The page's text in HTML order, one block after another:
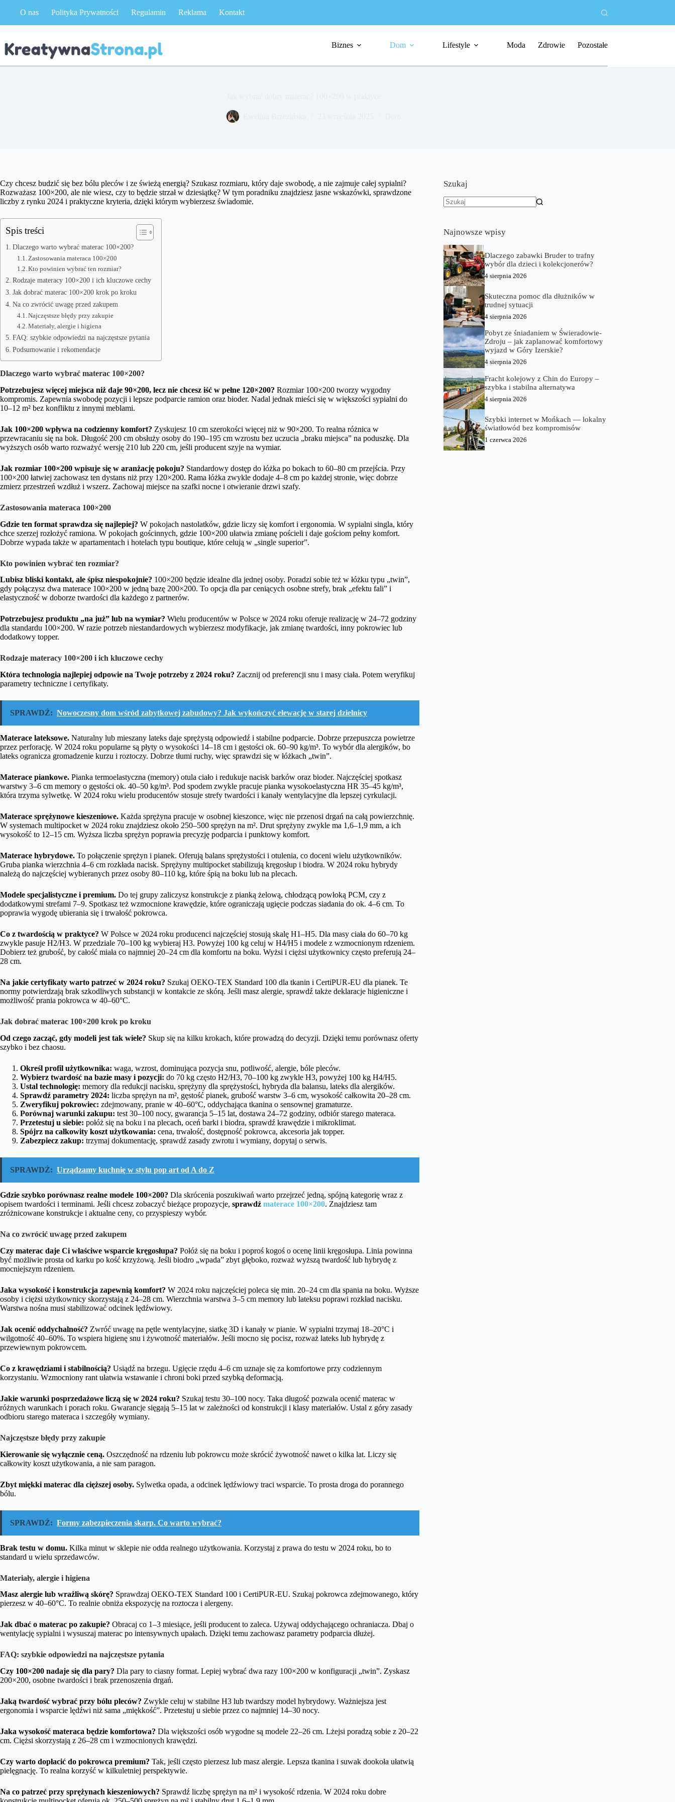
O nas Polityka Prywatności Regulamin Reklama Kontakt
Biznes Dom Lifestyle Moda Zdrowie Pozostałe
Czy chcesz budzić się bez bólu pleców i ze świeżą energią? Szukasz rozmiaru, który daje swobodę, a nie zajmuje całej sypialni?
Rozważasz 100×200, ale nie wiesz, czy to będzie strzał w dziesiątkę? W tym poradniku znajdziesz jasne wskazówki, sprawdzone
liczby z rynku 2024 i praktyczne kryteria, dzięki którym wybierzesz świadomie.
Spis treści
Dlaczego warto wybrać materac 100×200?
Zastosowania materaca 100×200
Kto powinien wybrać ten rozmiar?
Rodzaje materacy 100×200 i ich kluczowe cechy
Jak dobrać materac 100×200 krok po kroku
Na co zwrócić uwagę przed zakupem
Najczęstsze błędy przy zakupie
Materiały, alergie i higiena
FAQ: szybkie odpowiedzi na najczęstsze pytania
Podsumowanie i rekomendacje
Dlaczego warto wybrać materac 100×200?
Potrzebujesz więcej miejsca niż daje 90×200, lecz nie chcesz iść w pełne 120×200? Rozmiar 100×200 tworzy wygodny
kompromis. Zapewnia swobodę pozycji i lepsze podparcie ramion oraz bioder. Nadal jednak mieści się w większości sypialni do
10–12 m² bez konfliktu z innymi meblami.
Jak 100×200 wpływa na codzienny komfort? Zyskujesz 10 cm szerokości więcej niż w 90×200. To realna różnica w
przewracaniu się na bok. Długość 200 cm obsłuży osoby do 190–195 cm wzrostu bez uczucia „braku miejsca” na poduszkę. Dla
wyższych osób warto rozważyć wersję 210 lub 220 cm, jeśli producent szyje na wymiar.
Jak rozmiar 100×200 wpisuje się w aranżację pokoju? Standardowy dostęp do łóżka po bokach to 60–80 cm przejścia. Przy
100×200 łatwiej zachowasz ten dystans niż przy 120×200. Rama łóżka zwykle dodaje 4–8 cm po każdej stronie, więc dobrze
zmierz przestrzeń wzdłuż i wszerz. Zachowaj miejsce na szafki nocne i otwieranie drzwi szafy.
Zastosowania materaca 100×200
Gdzie ten format sprawdza się najlepiej? W pokojach nastolatków, gdzie liczy się komfort i ergonomia. W sypialni singla, który
chce szerzej rozłożyć ramiona. W pokojach gościnnych, gdzie 100×200 ułatwia zmianę pościeli i daje gościom pełny komfort.
Dobrze wypada także w apartamentach i hotelach typu boutique, które celują w „single superior”.
Kto powinien wybrać ten rozmiar?
Lubisz bliski kontakt, ale śpisz niespokojnie? 100×200 będzie idealne dla jednej osoby. Poradzi sobie też w łóżku typu „twin”,
gdy połączysz dwa materace 100×200 w jedną bazę 200×200. To opcja dla par ceniących osobne strefy, brak „efektu fali” i
elastyczność w doborze twardości dla każdego z partnerów.
Potrzebujesz produktu „na już” lub na wymiar? Wielu producentów w Polsce w 2024 roku oferuje realizację w 24–72 godziny
dla standardu 100×200. W razie potrzeb niestandardowych wybierzesz modyfikacje, jak zmianę twardości, inny pokrowiec lub
dodatkowy topper.
Rodzaje materacy 100×200 i ich kluczowe cechy
Która technologia najlepiej odpowie na Twoje potrzeby z 2024 roku? Zacznij od preferencji snu i masy ciała. Potem weryfikuj
parametry techniczne i certyfikaty.
SPRAWDŹ: Nowoczesny dom wśród zabytkowej zabudowy? Jak wykończyć elewację w starej dzielnicy
Materace lateksowe. Naturalny lub mieszany lateks daje sprężystą odpowiedź i stabilne podparcie. Dobrze przepuszcza powietrze
przez perforację. W 2024 roku popularne są płyty o wysokości 14–18 cm i gęstości ok. 60–90 kg/m³. To wybór dla alergików, bo
lateks ogranicza gromadzenie kurzu i roztoczy. Dobrze tłumi ruchy, więc sprawdzi się w łóżkach „twin”.
Materace piankowe. Pianka termoelastyczna (memory) otula ciało i redukuje nacisk barków oraz bioder. Najczęściej spotkasz
warstwy 3–6 cm memory o gęstości ok. 40–50 kg/m³. Pod spodem zwykle pracuje pianka wysokoelastyczna HR 35–45 kg/m³,
która trzyma sylwetkę. W 2024 roku wielu producentów stosuje strefy twardości i kanały wentylacyjne dla lepszej cyrkulacji.
Materace sprężynowe kieszeniowe. Każda sprężyna pracuje w osobnej kieszonce, więc nie przenosi drgań na całą powierzchnię.
W systemach multipocket w 2024 roku znajdziesz około 250–500 sprężyn na m². Drut sprężyny zwykle ma 1,6–1,9 mm, a ich
wysokość to 12–15 cm. Wyższa liczba sprężyn poprawia precyzję podparcia i punktowy komfort.
Materace hybrydowe. To połączenie sprężyn i pianek. Oferują balans sprężystości i otulenia, co doceni wielu użytkowników.
Gruba pianka wierzchnia 4–6 cm rozkłada nacisk. Sprężyny multipocket stabilizują kręgosłup i biodra. W 2024 roku hybrydy
należą do najczęściej wybieranych przez osoby 80–110 kg, które śpią na boku lub na plecach.
Modele specjalistyczne i premium. Do tej grupy zaliczysz konstrukcje z pianką żelową, chłodzącą powłoką PCM, czy z
dodatkowymi strefami 7–9. Spotkasz też wzmocnione krawędzie, które ograniczają ugięcie podczas siadania do ok. 4–6 cm. To
poprawia wygodę ubierania się i trwałość pokrowca.
Co z twardością w praktyce? W Polsce w 2024 roku producenci najczęściej stosują skalę H1–H5. Dla masy ciała do 60–70 kg
zwykle pasuje H2/H3. W przedziale 70–100 kg wybieraj H3. Powyżej 100 kg celuj w H4/H5 i modele z wzmocnionym rdzeniem.
Dobierz też grubość, by całość miała co najmniej 20–24 cm dla komfortu na boku. Wyżsi i ciężsi użytkownicy często preferują 24–
28 cm.
Na jakie certyfikaty warto patrzeć w 2024 roku? Szukaj OEKO-TEX Standard 100 dla tkanin i CertiPUR-EU dla pianek. Te
normy potwierdzają brak szkodliwych substancji w kontakcie ze skórą. Jeśli masz alergie, sprawdź także deklaracje higieniczne i
możliwość prania pokrowca w 40–60°C.
Jak dobrać materac 100×200 krok po kroku
Od czego zacząć, gdy modeli jest tak wiele? Skup się na kilku krokach, które prowadzą do decyzji. Dzięki temu porównasz oferty
szybko i bez chaosu.
Określ profil użytkownika: waga, wzrost, dominująca pozycja snu, potliwość, alergie, bóle pleców.
Wybierz twardość na bazie masy i pozycji: do 70 kg często H2/H3, 70–100 kg zwykle H3, powyżej 100 kg H4/H5.
Ustal technologię: memory dla redukcji nacisku, sprężyny dla sprężystości, hybryda dla balansu, lateks dla alergików.
Sprawdź parametry 2024: liczba sprężyn na m², gęstość pianek, grubość warstw 3–6 cm, wysokość całkowita 20–28 cm.
Zweryfikuj pokrowiec: zdejmowany, pranie w 40–60°C, oddychająca tkanina o sensownej gramaturze.
Porównaj warunki zakupu: test 30–100 nocy, gwarancja 5–15 lat, dostawa 24–72 godziny, odbiór starego materaca.
Przetestuj u siebie: połóż się na boku i na plecach, oceń barki i biodra, sprawdź krawędzie i mikroklimat.
Spójrz na całkowity koszt użytkowania: cena, trwałość, dostępność pokrowca, akcesoria jak topper.
Zabezpiecz zakup: trzymaj dokumentację, sprawdź zasady zwrotu i wymiany, dopytaj o serwis.
SPRAWDŹ: Urządzamy kuchnię w stylu pop art od A do Z
Gdzie szybko porównasz realne modele 100×200? Dla skrócenia poszukiwań warto przejrzeć jedną, spójną kategorię wraz z
opisem twardości i terminami. Jeśli chcesz zobaczyć bieżące propozycje, sprawdź materace 100×200. Znajdziesz tam
zróżnicowane konstrukcje i aktualne ceny, co przyspieszy wybór.
Na co zwrócić uwagę przed zakupem
Czy materac daje Ci właściwe wsparcie kręgosłupa? Połóż się na boku i poproś kogoś o ocenę linii kręgosłupa. Linia powinna
być możliwie prosta od karku po kość krzyżową. Jeśli biodro „wpada” zbyt głęboko, rozważ wyższą twardość lub hybrydę z
mocniejszym rdzeniem.
Jaka wysokość i konstrukcja zapewnią komfort? W 2024 roku najczęściej poleca się min. 20–24 cm dla spania na boku. Wyższe
osoby i ciężsi użytkownicy skorzystają z 24–28 cm. Wierzchnia warstwa 3–5 cm memory lub lateksu poprawi rozkład nacisku.
Warstwa nośna musi stabilizować odcinek lędźwiowy.
Jak ocenić oddychalność? Zwróć uwagę na pętle wentylacyjne, siatkę 3D i kanały w pianie. W sypialni trzymaj 18–20°C i
wilgotność 40–60%. To wspiera higienę snu i żywotność materiałów. Jeśli mocno się pocisz, rozważ lateks lub hybrydę z
przewiewnym pokrowcem.
Co z krawędziami i stabilnością? Usiądź na brzegu. Ugięcie rzędu 4–6 cm uznaje się za komfortowe przy codziennym
korzystaniu. Wzmocniony rant ułatwia wstawanie i chroni boki przed szybką deformacją.
Jakie warunki posprzedażowe liczą się w 2024 roku? Szukaj testu 30–100 nocy. Taka długość pozwala ocenić materac w
różnych warunkach i porach roku. Gwarancje sięgają 5–15 lat w zależności od konstrukcji i klasy materiałów. Ustal z góry zasady
odbioru starego materaca i szczegóły wymiany.
Najczęstsze błędy przy zakupie
Kierowanie się wyłącznie ceną. Oszczędność na rdzeniu lub pokrowcu może skrócić żywotność nawet o kilka lat. Liczy się
całkowity koszt użytkowania, a nie sam paragon.
Zbyt miękki materac dla cięższej osoby. Sylwetka opada, a odcinek lędźwiowy traci wsparcie. To prosta droga do porannego
bólu.
SPRAWDŹ: Formy zabezpieczenia skarp. Co warto wybrać?
Brak testu w domu. Kilka minut w sklepie nie odda realnego użytkowania. Korzystaj z prawa do testu w 2024 roku, bo to
standard u wielu sprzedawców.
Materiały, alergie i higiena
Masz alergie lub wrażliwą skórę? Sprawdzaj OEKO-TEX Standard 100 i CertiPUR-EU. Szukaj pokrowca zdejmowanego, który
pierzesz w 40–60°C. To realnie obniża ekspozycję na roztocza i alergeny.
Jak dbać o materac po zakupie? Obracaj co 1–3 miesiące, jeśli producent to zaleca. Używaj oddychającego ochraniacza. Dbaj o
wentylację sypialni i wysuszaj materac po intensywnych upałach. Dzięki temu zachowasz parametry podparcia dłużej.
FAQ: szybkie odpowiedzi na najczęstsze pytania
Czy 100×200 nadaje się dla pary? Dla pary to ciasny format. Lepiej wybrać dwa razy 100×200 w konfiguracji „twin”. Zyskasz
200×200, osobne twardości i brak przenoszenia drgań.
Jaką twardość wybrać przy bólu pleców? Zwykle celuj w stabilne H3 lub twardszy model hybrydowy. Ważniejsza jest
ergonomia i wsparcie lędźwi niż sama „miękkość”. Przetestuj u siebie przez co najmniej 14–30 nocy.
Jaka wysokość materaca będzie komfortowa? Dla większości osób wygodne są modele 22–26 cm. Lżejsi poradzą sobie z 20–22
cm. Ciężsi skorzystają z 26–28 cm i wzmocnionych krawędzi.
Czy warto dopłacić do pokrowca premium? Tak, jeśli często pierzesz lub masz alergie. Lepsza tkanina i suwak dookoła ułatwią
pielęgnację. To realna korzyść w kilkuletniej perspektywie.
Na co patrzeć przy sprężynach kieszeniowych? Sprawdź liczbę sprężyn na m² i wysokość rdzenia. W 2024 roku dobre
Szukaj
Najnowsze wpisy
Dlaczego zabawki Bruder to trafny
wybór dla dzieci i kolekcjonerów?
4 sierpnia 2026
Skuteczna pomoc dla dłużników w
trudnej sytuacji
4 sierpnia 2026
Pobyt ze śniadaniem w Świeradowie-
Zdroju – jak zaplanować komfortowy
wyjazd w Góry Izerskie?
4 sierpnia 2026
Fracht kolejowy z Chin do Europy –
szybka i stabilna alternatywa
4 sierpnia 2026
Szybki internet w Mońkach — lokalny
światłowód bez kompromisów
1 czerwca 2026